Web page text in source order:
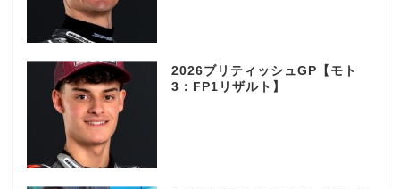
2026ブリティッシュGP【モト
3：FP1リザルト】